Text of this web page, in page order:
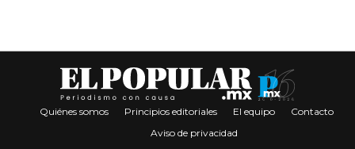
Quiénes somos Principios editoriales El equipo
Contacto
Aviso de privacidad